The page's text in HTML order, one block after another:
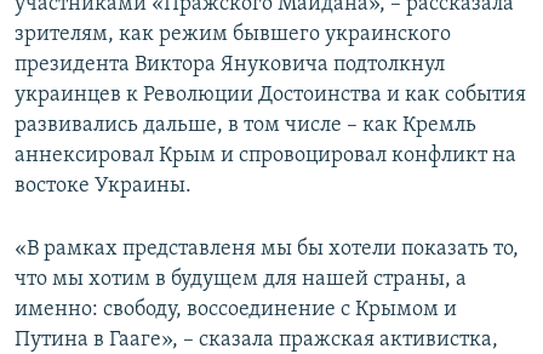
участниками «Пражского Майдана», – рассказала
зрителям, как режим бывшего украинского
президента Виктора Януковича подтолкнул
украинцев к Революции Достоинства и как события
развивались дальше, в том числе – как Кремль
аннексировал Крым и спровоцировал конфликт на
востоке Украины.
«В рамках представленя мы бы хотели показать то,
что мы хотим в будущем для нашей страны, а
именно: свободу, воссоединение с Крымом и
Путина в Гааге», – сказала пражская активистка,